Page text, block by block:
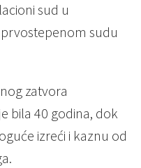
sud u
sudu
zatvora
bila 40 godina, dok
izreći i kaznu od